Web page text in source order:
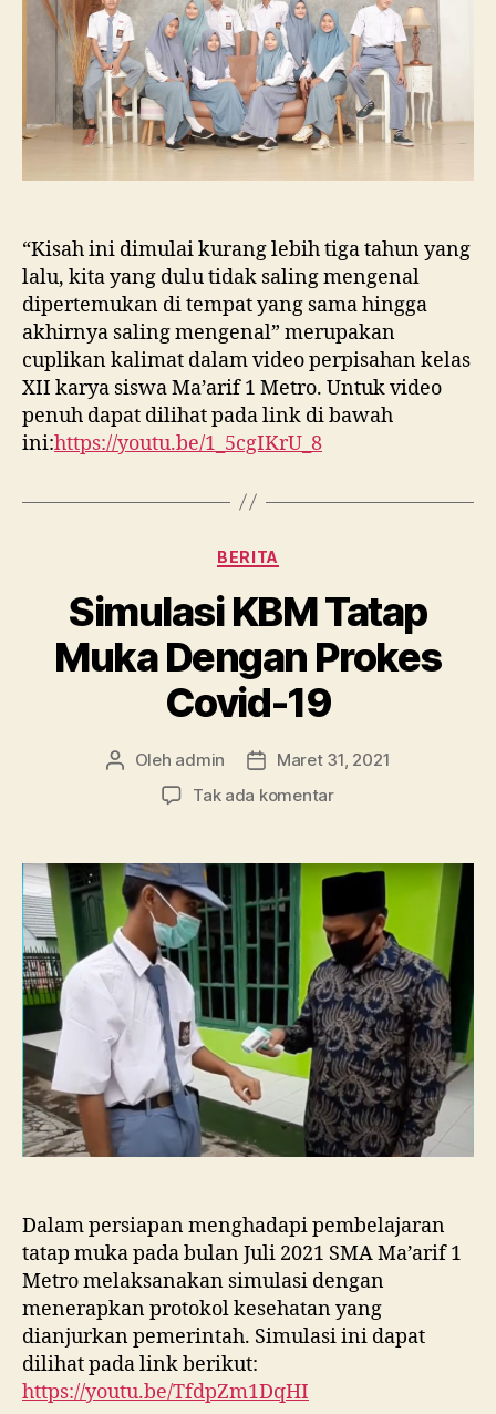
“Kisah ini dimulai kurang lebih tiga tahun yang
lalu, kita yang dulu tidak saling mengenal
dipertemukan di tempat yang sama hingga
akhirnya saling mengenal” merupakan
cuplikan kalimat dalam video perpisahan kelas
XII karya siswa Ma’arif 1 Metro. Untuk video
penuh dapat dilihat pada link di bawah
ini:https://youtu.be/1_5cgIKrU_8
Kategori
BERITA
Simulasi KBM Tatap
Muka Dengan Prokes
Covid-19
Penulis
artikel
Oleh admin
Tanggal
artikel
Maret 31, 2021
Tak ada komentarpada
Tatap
Dengan
Prokes
Covid-
19
Dalam persiapan menghadapi pembelajaran
tatap muka pada bulan Juli 2021 SMA Ma’arif 1
Metro melaksanakan simulasi dengan
menerapkan protokol kesehatan yang
dianjurkan pemerintah. Simulasi ini dapat
dilihat pada link berikut:
https://youtu.be/TfdpZm1DqHI